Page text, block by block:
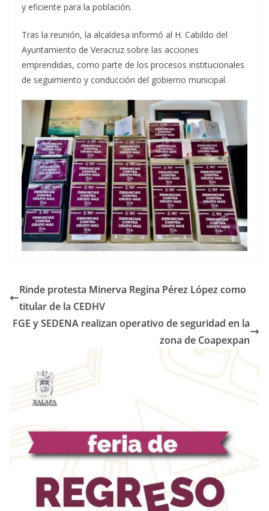
y eficiente para la población.
Tras la reunión, la alcaldesa informó al H. Cabildo del
Ayuntamiento de Veracruz sobre las acciones
emprendidas, como parte de los procesos institucionales
de seguimiento y conducción del gobierno municipal.
Rinde protesta Minerva Regina Pérez López como
titular de la CEDHV
FGE y SEDENA realizan operativo de seguridad en la
zona de Coapexpan